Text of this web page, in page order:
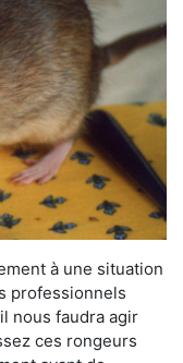
à une situation
professionnels
nous faudra agir
ces rongeurs